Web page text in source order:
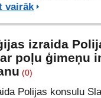
vairāk
izraida
poļu ģimeņu
(0)
Polijas konsulu